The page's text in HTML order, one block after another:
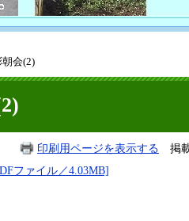
会(2)
印刷用ページを表示する 掲
ファイル／4.03MB]